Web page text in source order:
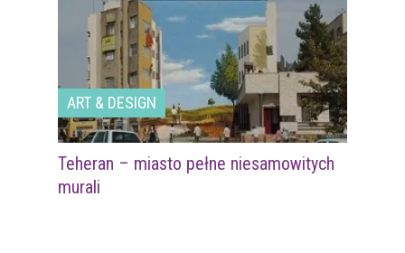
ART & DESIGN
Teheran – miasto pełne niesamowitych
murali